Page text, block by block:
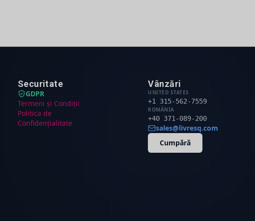
Securitate
GDPR
Termeni și Condiții
Politica de
Confidențialitate
Vânzări
UNITED STATES
+1 315-562-7559
ROMÂNIA
+40 371-089-200
sales@livresq.com
Cumpără